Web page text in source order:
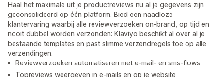
Haal het maximale uit je productreviews nu al je gegevens zijn
geconsolideerd op één platform. Bied een naadloze
klantervaring waarbij alle reviewverzoeken on-brand, op tijd en
nooit dubbel worden verzonden: Klaviyo beschikt al over al je
bestaande templates en past slimme verzendregels toe op alle
verzendingen.
Reviewverzoeken automatiseren met e-mail- en sms-flows
Topreviews weergeven in e-mails en op je website